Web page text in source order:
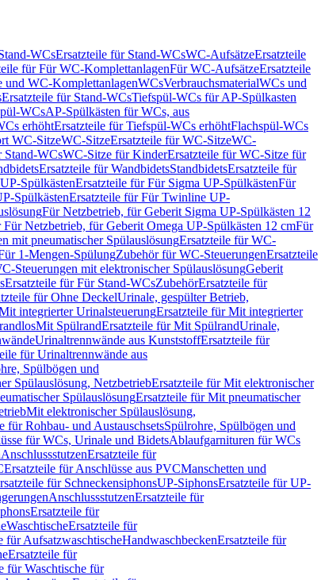
WCsErsatzteile für Stand-WCsWC-AufsätzeErsatzteile
für Für WC-KomplettanlagenFür WC-AufsätzeErsatzteile
und WC-KomplettanlagenWCsVerbrauchsmaterialWCs und
Ersatzteile für Stand-WCsTiefspül-WCs für AP-Spülkasten
WCsAP-Spülkästen für WCs, aus
erhöhtErsatzteile für Tiefspül-WCs erhöhtFlachspül-WCs
WC-SitzeWC-SitzeErsatzteile für WC-SitzeWC-
Stand-WCsWC-Sitze für KinderErsatzteile für WC-Sitze für
Ersatzteile für WandbidetsStandbidetsErsatzteile für
SpülkästenErsatzteile für Für Sigma UP-SpülkästenFür
SpülkästenErsatzteile für Für Twinline UP-
Für Netzbetrieb, für Geberit Sigma UP-Spülkästen 12
Für Netzbetrieb, für Geberit Omega UP-Spülkästen 12 cmFür
mit pneumatischer SpülauslösungErsatzteile für WC-
1-Mengen-SpülungZubehör für WC-SteuerungenErsatzteile
Steuerungen mit elektronischer SpülauslösungGeberit
Ersatzteile für Für Stand-WCsZubehörErsatzteile für
für Ohne DeckelUrinale, gespülter Betrieb,
integrierter UrinalsteuerungErsatzteile für Mit integrierter
Mit SpülrandErsatzteile für Mit SpülrandUrinale,
Urinaltrennwände aus KunststoffErsatzteile für
für Urinaltrennwände aus
Spülbögen und
Spülauslösung, NetzbetriebErsatzteile für Mit elektronischer
SpülauslösungErsatzteile für Mit pneumatischer
Mit elektronischer Spülauslösung,
für Rohbau- und AustauschsetsSpülrohre, Spülbögen und
für WCs, Urinale und BidetsAblaufgarnituren für WCs
AnschlussstutzenErsatzteile für
Ersatzteile für Anschlüsse aus PVCManschetten und
für SchneckensiphonsUP-SiphonsErsatzteile für UP-
AnschlussstutzenErsatzteile für
Ersatzteile für
WaschtischeErsatzteile für
für AufsatzwaschtischeHandwaschbeckenErsatzteile für
Ersatzteile für
für Waschtische für